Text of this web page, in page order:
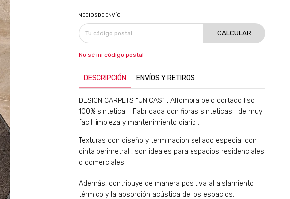
MEDIOS DE ENVÍO
CALCULAR
No sé mi código postal
DESCRIPCIÓN ENVÍOS Y RETIROS
​DESIGN CARPETS "UNICAS" , Alfombra pelo cortado liso
100% sintetica . Fabricada con fibras sinteticas de muy
facil limpieza y mantenimiento diario .
Texturas con diseño y terminacion sellado especial con
cinta perimetral , son ideales para espacios residenciales
o comerciales.
Además, contribuye de manera positiva al aislamiento
térmico y la absorción acústica de los espacios.